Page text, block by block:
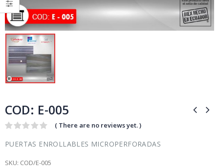
COD: E-005
out
5
( There are no reviews yet. )
PUERTAS ENROLLABLES MICROPERFORADAS
SKU: COD/E-005